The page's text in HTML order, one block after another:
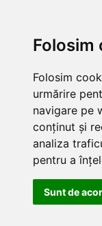
Folosim
Folosim
urmărire
navigare pe
conținut și
analiza
pentru a
Sunt de